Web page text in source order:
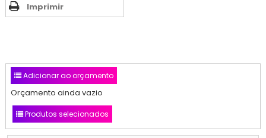
Imprimir
Adicionar ao orçamento
Orçamento ainda vazio
Produtos selecionados